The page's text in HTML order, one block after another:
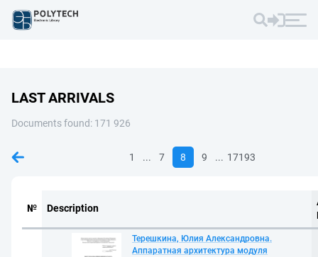
LAST ARRIVALS
Documents found: 171 926
1 ... 7 8 9 ... 17193
№ Description
Терешкина, Юлия Александровна.
Аппаратная архитектура модуля